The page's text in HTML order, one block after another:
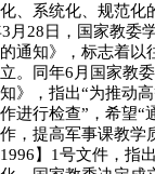
、系统化、规范
月28日，国家教委
通知》，标志着
。同年6月国家教
》，指出“为推动
进行检查”，希望
，提高军事课教学
】1号文件，指